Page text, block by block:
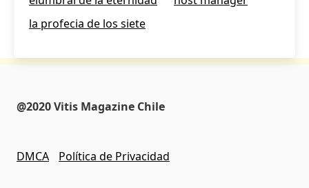
la profecia de los siete
@2020 Vitis Magazine Chile
DMCA Política de Privacidad